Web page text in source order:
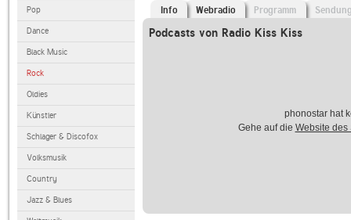
Pop
Dance
Black Music
Rock
Oldies
Künstler
Schlager & Discofox
Volksmusik
Country
Jazz & Blues
Info Webradio Programm
Podcasts von Radio Kiss Kiss
phonostar hat
Gehe auf die Website des